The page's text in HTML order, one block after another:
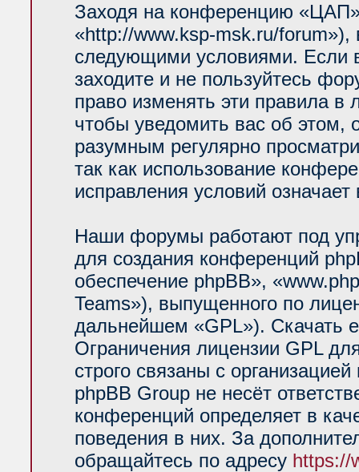
Заходя на конференцию
«http://www.ksp-msk.ru/forum»),
следующими условиями. Если
заходите и не пользуйтесь
право изменять эти правила
чтобы уведомить вас об
разумным регулярно
так как использование
исправления условий
Наши форумы работают под
для создания конференций
обеспечение phpBB»,
Teams»), выпущенного по
дальнейшем «GPL»). Скачать
Ограничения лицензии GPL
строго связаны с
phpBB Group не несёт
конференций определяет в
поведения в них. За
обращайтесь по адресу https://